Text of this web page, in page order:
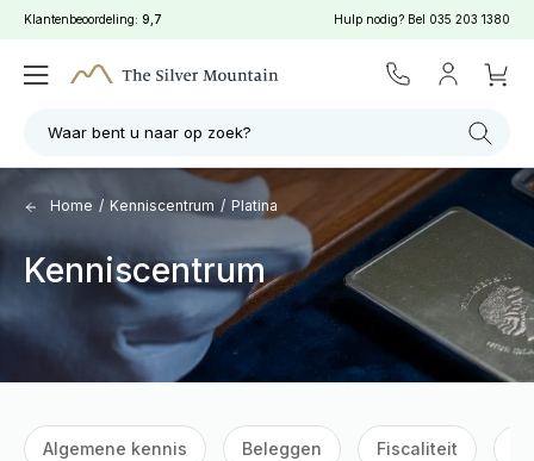
Klantenbeoordeling: 9,7 Hulp nodig? Bel 035 203 1380
Waar bent u naar op zoek?
Home / Kenniscentrum / Platina
Kenniscentrum
Algemene kennis Beleggen Fiscaliteit